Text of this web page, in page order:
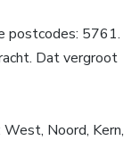
postcodes: 5761.
Dat vergroot
Noord, Kern,